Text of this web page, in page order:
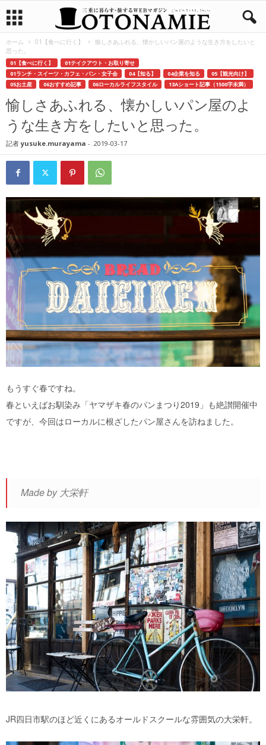
ホーム 01【食べに行く】
愉しさあふれる、懐かしいパン屋のような生き方をしたいと
思った。
01【食べに行く】
01テイクアウト・お取り寄せ
01ランチ・スイーツ・カフェ・パン・女子会
04【知る】 04企業を知る
05【観光向け】
05お土産
06おすすめ記事 06ローカルライフスタイル 13Aショート記事（1500字未満）
愉しさあふれる、懐かしいパン屋のよ
うな生き方をしたいと思った。
記者 yusuke.murayama - 2019-03-17
もうすぐ春ですね。
春といえばお馴染み「ヤマザキ春のパンまつり2019」も絶讃開催中
ですが、今回はローカルに根ざしたパン屋さんを訪ねました。
Made by 大栄軒
JR四日市駅のほど近くにあるオールドスクールな雰囲気の大栄軒。